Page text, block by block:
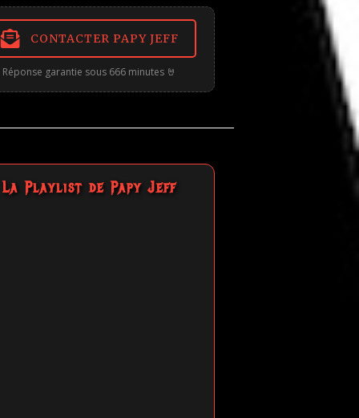
CONTACTER PAPY JEFF
Réponse garantie sous 666 minutes 🤘
La Playlist de Papy Jeff